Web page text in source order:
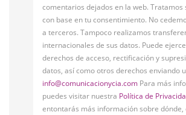
comentarios dejados en la web. Tratamos
con base en tu consentimiento. No
a terceros. Tampoco realizamos
internacionales de sus datos. Puede
derechos de acceso, rectificación y
datos, así como otros derechos enviando
info@comunicacionycia.com Para más
puedes visitar nuestra Política de
entontarás más información sobre dónde,